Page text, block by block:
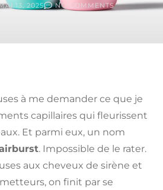
13, 2025 NO COMMENTS
à me demander ce que je
capillaires qui fleurissent
Et parmi eux, un nom
. Impossible de le rater.
aux cheveux de sirène et
on finit par se